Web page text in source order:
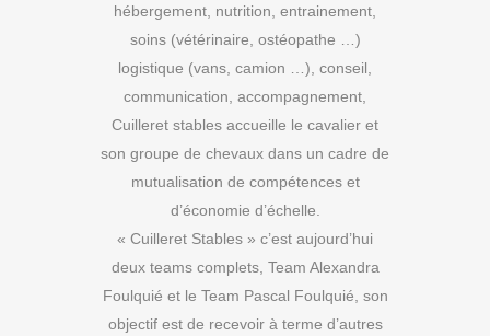
hébergement, nutrition, entrainement,
soins (vétérinaire, ostéopathe …)
logistique (vans, camion …), conseil,
communication, accompagnement,
Cuilleret stables accueille le cavalier et
son groupe de chevaux dans un cadre de
mutualisation de compétences et
d’économie d’échelle.
« Cuilleret Stables » c’est aujourd’hui
deux teams complets, Team Alexandra
Foulquié et le Team Pascal Foulquié, son
objectif est de recevoir à terme d’autres